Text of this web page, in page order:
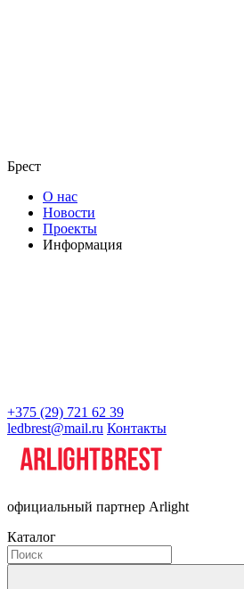
Брест
О нас
Новости
Проекты
Информация
+375 (29) 721 62 39
ledbrest@mail.ru Контакты
официальный партнер Arlight
Каталог